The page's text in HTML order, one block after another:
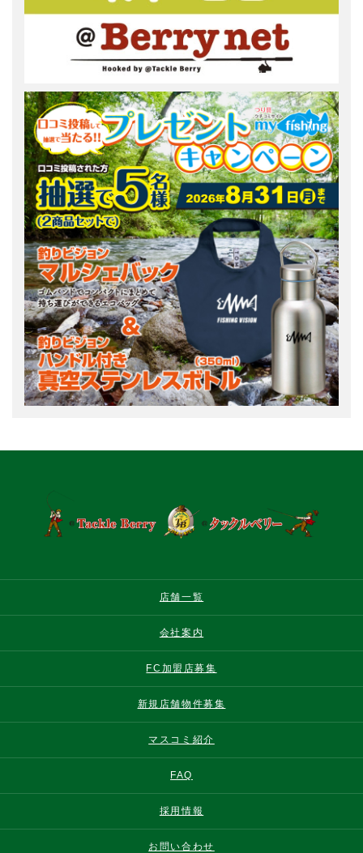
店舗一覧
会社案内
FC加盟店募集
新規店舗物件募集
マスコミ紹介
FAQ
採用情報
お問い合わせ